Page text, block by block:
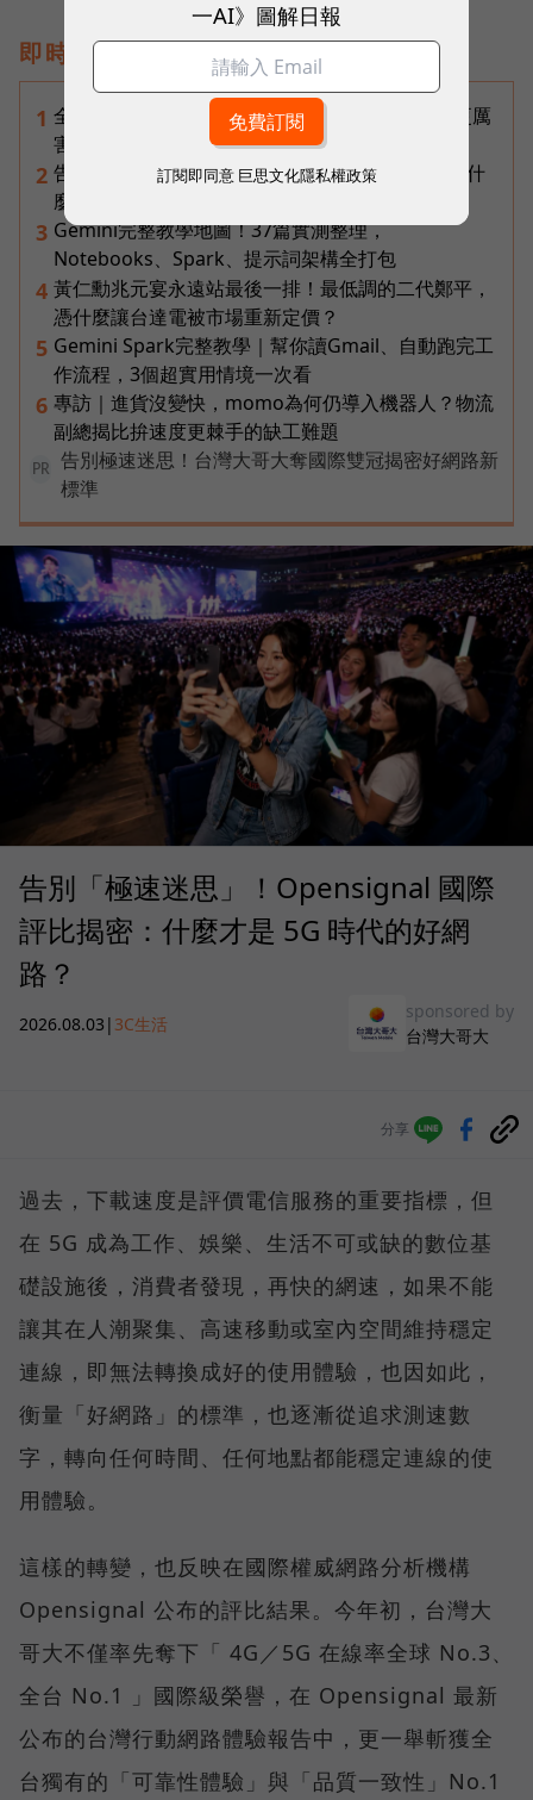
即時熱門文章
1 全台最大全聯首日業績破百萬，蔡篤昌：還會有更厲
害的大型店！為何把餐廳健身房都搬上樓？
2 告別「極速迷思」！Opensignal 國際評比揭密：什
麼才是 5G 時代的好網路？
3 Gemini完整教學地圖！37篇實測整理，
Notebooks、Spark、提示詞架構全打包
4 黃仁勳兆元宴永遠站最後一排！最低調的二代鄭平，
憑什麼讓台達電被市場重新定價？
5 Gemini Spark完整教學｜幫你讀Gmail、自動跑完工
作流程，3個超實用情境一次看
6 專訪｜進貨沒變快，momo為何仍導入機器人？物流
副總揭比拚速度更棘手的缺工難題
PR
告別極速迷思！台灣大哥大奪國際雙冠揭密好網路新
標準
告別「極速迷思」！Opensignal 國際
評比揭密：什麼才是 5G 時代的好網
路？
2026.08.03 | 3C生活
sponsored by
台灣大哥大
分享
過去，下載速度是評價電信服務的重要指標，但
在 5G 成為工作、娛樂、生活不可或缺的數位基
礎設施後，消費者發現，再快的網速，如果不能
讓其在人潮聚集、高速移動或室內空間維持穩定
連線，即無法轉換成好的使用體驗，也因如此，
衡量「好網路」的標準，也逐漸從追求測速數
字，轉向任何時間、任何地點都能穩定連線的使
用體驗。
這樣的轉變，也反映在國際權威網路分析機構
Opensignal 公布的評比結果。今年初，台灣大
哥大不僅率先奪下「 4G／5G 在線率全球 No.3、
全台 No.1 」國際級榮譽，在 Opensignal 最新
公布的台灣行動網路體驗報告中，更一舉斬獲全
台獨有的「可靠性體驗」與「品質一致性」No.1
一AI》圖解日報
訂閱即同意 巨思文化隱私權政策